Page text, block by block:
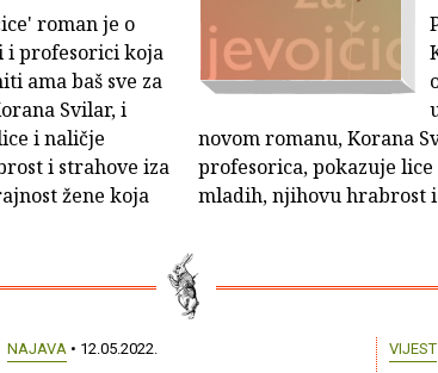
roman je o
profesorici koja
ama baš sve za
Svilar, i
i naličje
i strahove iza
žene koja
novom romanu, Korana
profesorica, pokazuje
mladih, njihovu hrabrost
NAJAVA• 12.05.2022. VIJEST